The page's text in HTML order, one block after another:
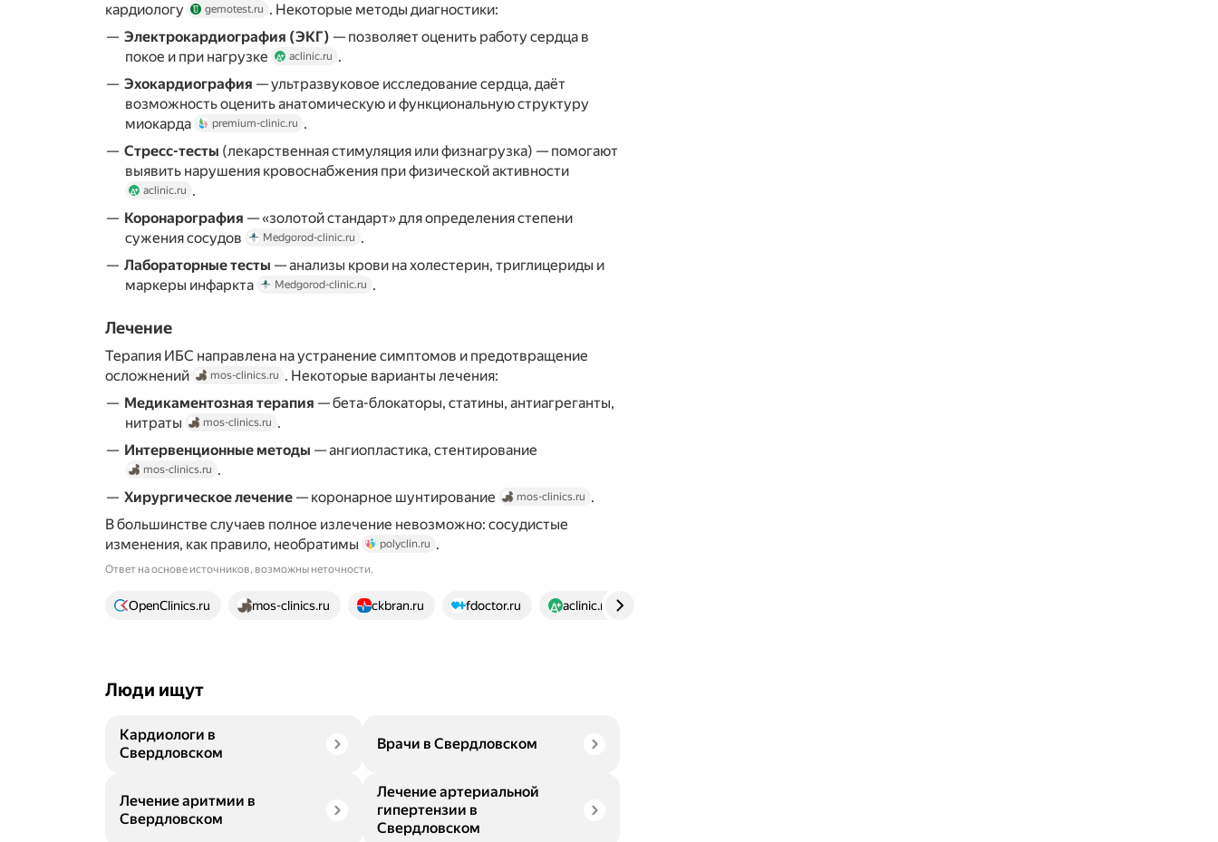
кардиологу
gemotest.ru . Некоторые методы диагностики:
Электрокардиография (ЭКГ) — позволяет оценить работу сердца в
покое и при нагрузке
aclinic.ru .
Эхокардиография — ультразвуковое исследование сердца, даёт
возможность оценить анатомическую и функциональную структуру
миокарда
premium-clinic.ru .
Стресс-тесты (лекарственная стимуляция или физнагрузка) — помогают
выявить нарушения кровоснабжения при физической активности
aclinic.ru .
Коронарография — «золотой стандарт» для определения степени
сужения сосудов
Medgorod-clinic.ru .
Лабораторные тесты — анализы крови на холестерин, триглицериды и
маркеры инфаркта
Medgorod-clinic.ru .
Лечение
Терапия ИБС направлена на устранение симптомов и предотвращение
осложнений
mos-clinics.ru . Некоторые варианты лечения:
Медикаментозная терапия — бета-блокаторы, статины, антиагреганты,
нитраты
mos-clinics.ru .
Интервенционные методы — ангиопластика, стентирование
mos-clinics.ru .
Хирургическое лечение — коронарное шунтирование mos-clinics.ru .
В большинстве случаев полное излечение невозможно: сосудистые
изменения, как правило, необратимы
polyclin.ru .
Ответ на основе источников, возможны неточности.
19 источников
OpenClinics.ru mos-clinics.ru ckbran.ru fdoctor.ru aclinic.ru
Люди ищут
Кардиологи в
Свердловском
Врачи в Свердловском
Лечение аритмии в
Свердловском
Лечение артериальной
гипертензии в
Свердловском